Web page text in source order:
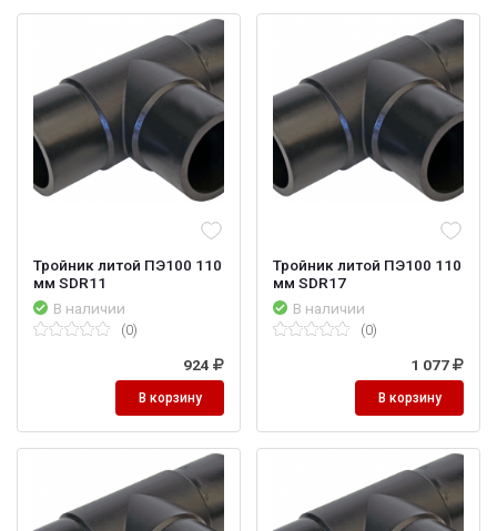
Тройник литой ПЭ100 110
мм SDR11
В наличии
(0)
924
В корзину
Тройник литой ПЭ100 110
мм SDR17
В наличии
(0)
1 077
В корзину